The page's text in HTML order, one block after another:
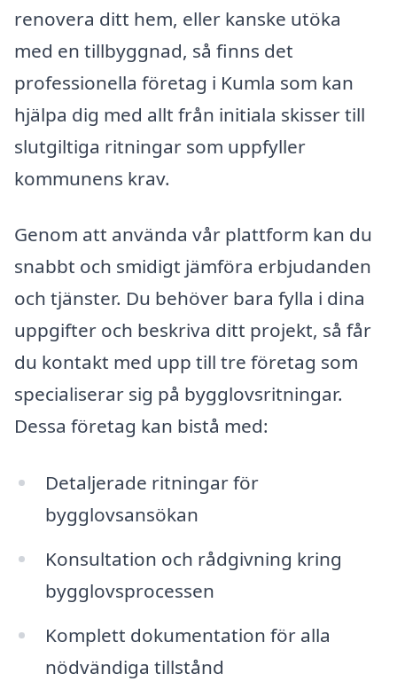
renovera ditt hem, eller kanske utöka
med en tillbyggnad, så finns det
professionella företag i Kumla som kan
hjälpa dig med allt från initiala skisser till
slutgiltiga ritningar som uppfyller
kommunens krav.
Genom att använda vår plattform kan du
snabbt och smidigt jämföra erbjudanden
och tjänster. Du behöver bara fylla i dina
uppgifter och beskriva ditt projekt, så får
du kontakt med upp till tre företag som
specialiserar sig på bygglovsritningar.
Dessa företag kan bistå med:
Detaljerade ritningar för
bygglovsansökan
Konsultation och rådgivning kring
bygglovsprocessen
Komplett dokumentation för alla
nödvändiga tillstånd